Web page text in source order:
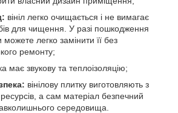
вініл легко очищається і не вимагає
для чищення. У разі пошкодження
легко замінити її без
ремонту;
має звукову та теплоізоляцію;
вінілову плитку виготовляють з
а сам матеріал безпечний
середовища.